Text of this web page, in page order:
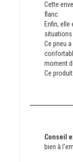
Cette
flanc.
Enfin,
situations
Ce pneu
moment
Ce
Conseil
bien à